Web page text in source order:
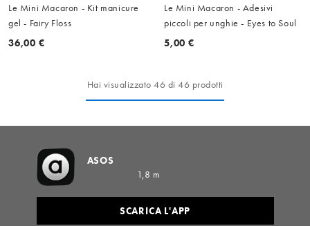
Le Mini Macaron - Kit manicure
gel - Fairy Floss
36,00 €
Le Mini Macaron - Adesivi
piccoli per unghie - Eyes to Soul
5,00 €
Hai visualizzato 46 di 46 prodotti
ASOS
1,8 m
SCARICA L'APP